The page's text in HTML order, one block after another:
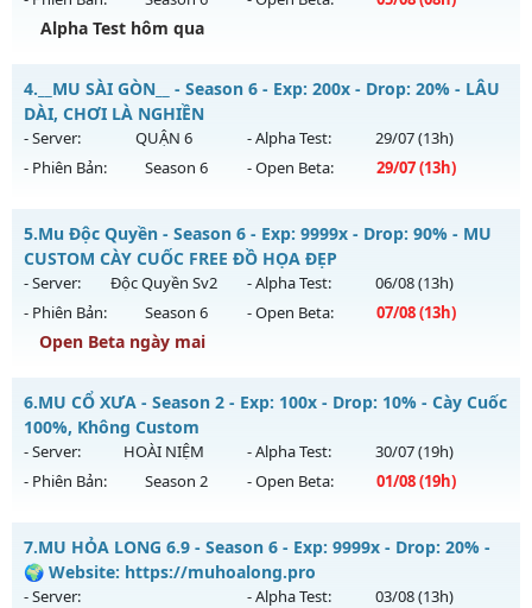
Kiểu reset: Reset In Game
Antihack: VietGuard
Alpha Test hôm qua
MU HỎA LONG 6.9.1 - 🌐 Website: https://muhoalong.pro
Mu mới ra tháng 08 2026 - Mở máy chủ
https://facebook.com/muhoalongvào 08h ngày
05/08/2626
Kiểu reset: Non Reset
Thể loại: Mu Nguyên bản Webzen
Antihack: XShield
4. __MU SÀI GÒN__ - Season 6 - Exp: 200x - Drop: 20% - LÂU
DÀI, CHƠI LÀ NGHIỀN
- Server: QUẬN 6 - Alpha Test: 29/07(13h)
- Phiên Bản:
Season 6 - Open Beta: 29/07(13h)
__MU SÀI GÒN__ - LÂU DÀI, CHƠI LÀ NGHIỀN
Mu mới ra tháng 07 2026 - Mở máy chủ
ngày 29/07/2626
Exp: 200x - Drop: 20%
Kiểu reset: Reset In Game
Thể loại: Mu Nguyên bản Webzen
Antihack: AntiShark
5.Mu Độc Quyền - Season 6 - Exp: 9999x - Drop: 90% - MU
CUSTOM CÀY CUỐC FREE ĐỒ HỌA ĐẸP
- Server: Độc Quyền Sv2 - Alpha Test: 06/08(13h)
- Phiên Bản:
Season 6 - Open Beta: 07/08(13h)
Open Beta ngày mai
Mu Độc Quyền - MU CUSTOM CÀY CUỐC FREE ĐỒ HỌA ĐẸP
Mu mới ra tháng 08 2026 - Mở máy chủ
13h ngày 07/08/2626
Exp: 9999x - Drop: 90%
Thể loại: Mu Custom thêm đồ mới
Antihack: SharkGaurd
6.MU CỔ XƯA - Season 2 - Exp: 100x - Drop: 10% - Cày Cuốc
100%, Không Custom
- Server: HOÀI NIỆM - Alpha Test: 30/07(19h)
- Phiên Bản:
Season 2 - Open Beta: 01/08(19h)
MU CỔ XƯA - Cày Cuốc 100%, Không Custom
Mu mới ra tháng 08 2026 - Mở máy chủ
ngày 01/08/2626
7.MU HỎA LONG 6.9 - Season 6 - Exp: 9999x - Drop: 20% -
🌍 Website: https://muhoalong.pro
- Server:
- Alpha Test: 03/08(13h)